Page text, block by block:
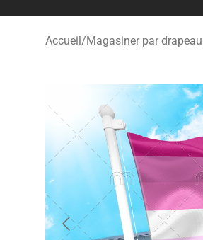
Accueil/Magasiner par drapeau